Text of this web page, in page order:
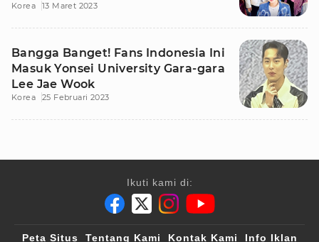
Korea 13 Maret 2023
Bangga Banget! Fans Indonesia Ini
Masuk Yonsei University Gara-gara
Lee Jae Wook
Korea 25 Februari 2023
Ikuti kami di:
Peta Situs Tentang Kami Kontak Kami Info Iklan